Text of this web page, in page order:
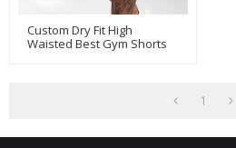
Custom Dry Fit High
Waisted Best Gym Shorts
1